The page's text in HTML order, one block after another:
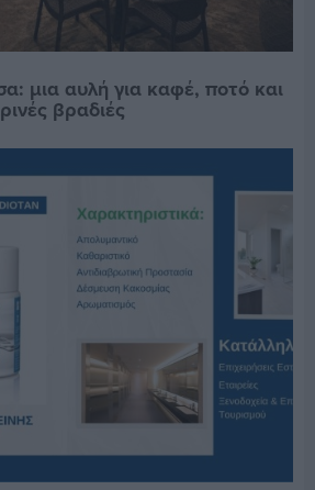
μια αυλή για καφέ, ποτό και
βραδιές